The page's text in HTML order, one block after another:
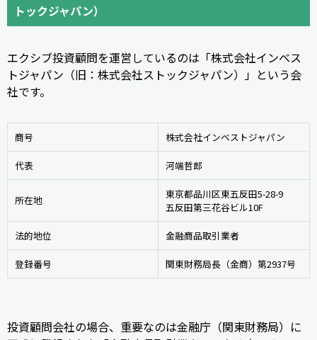
トックジャパン）
エクシブ投資顧問を運営しているのは「株式会社インベス
トジャパン（旧：株式会社ストックジャパン）」という会
社です。
商号 株式会社インベストジャパン
代表 河端哲郎
所在地
東京都品川区東五反田5-28-9
五反田第三花谷ビル10F
法的地位 金融商品取引業者
登録番号 関東財務局長（金商）第2937号
投資顧問会社の場合、重要なのは金融庁（関東財務局）に